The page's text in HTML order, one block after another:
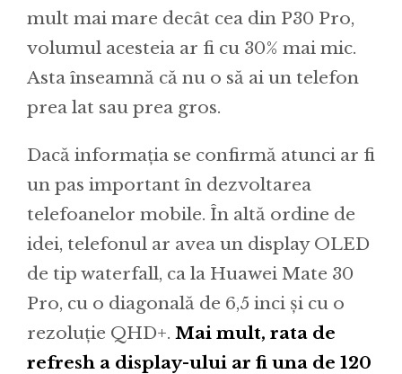
mult mai mare decât cea din P30 Pro,
volumul acesteia ar fi cu 30% mai mic.
Asta înseamnă că nu o să ai un telefon
prea lat sau prea gros.
Dacă informația se confirmă atunci ar fi
un pas important în dezvoltarea
telefoanelor mobile. În altă ordine de
idei, telefonul ar avea un display OLED
de tip waterfall, ca la Huawei Mate 30
Pro, cu o diagonală de 6,5 inci și cu o
rezoluție QHD+. Mai mult, rata de
refresh a display-ului ar fi una de 120